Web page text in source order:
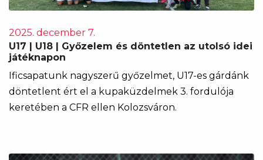
2025. december 7.
U17 | U18 | Győzelem és döntetlen az utolsó idei
játéknapon
Ificsapatunk nagyszerű győzelmet, U17-es gárdánk
döntetlent ért el a kupaküzdelmek 3. fordulója
keretében a CFR ellen Kolozsváron.